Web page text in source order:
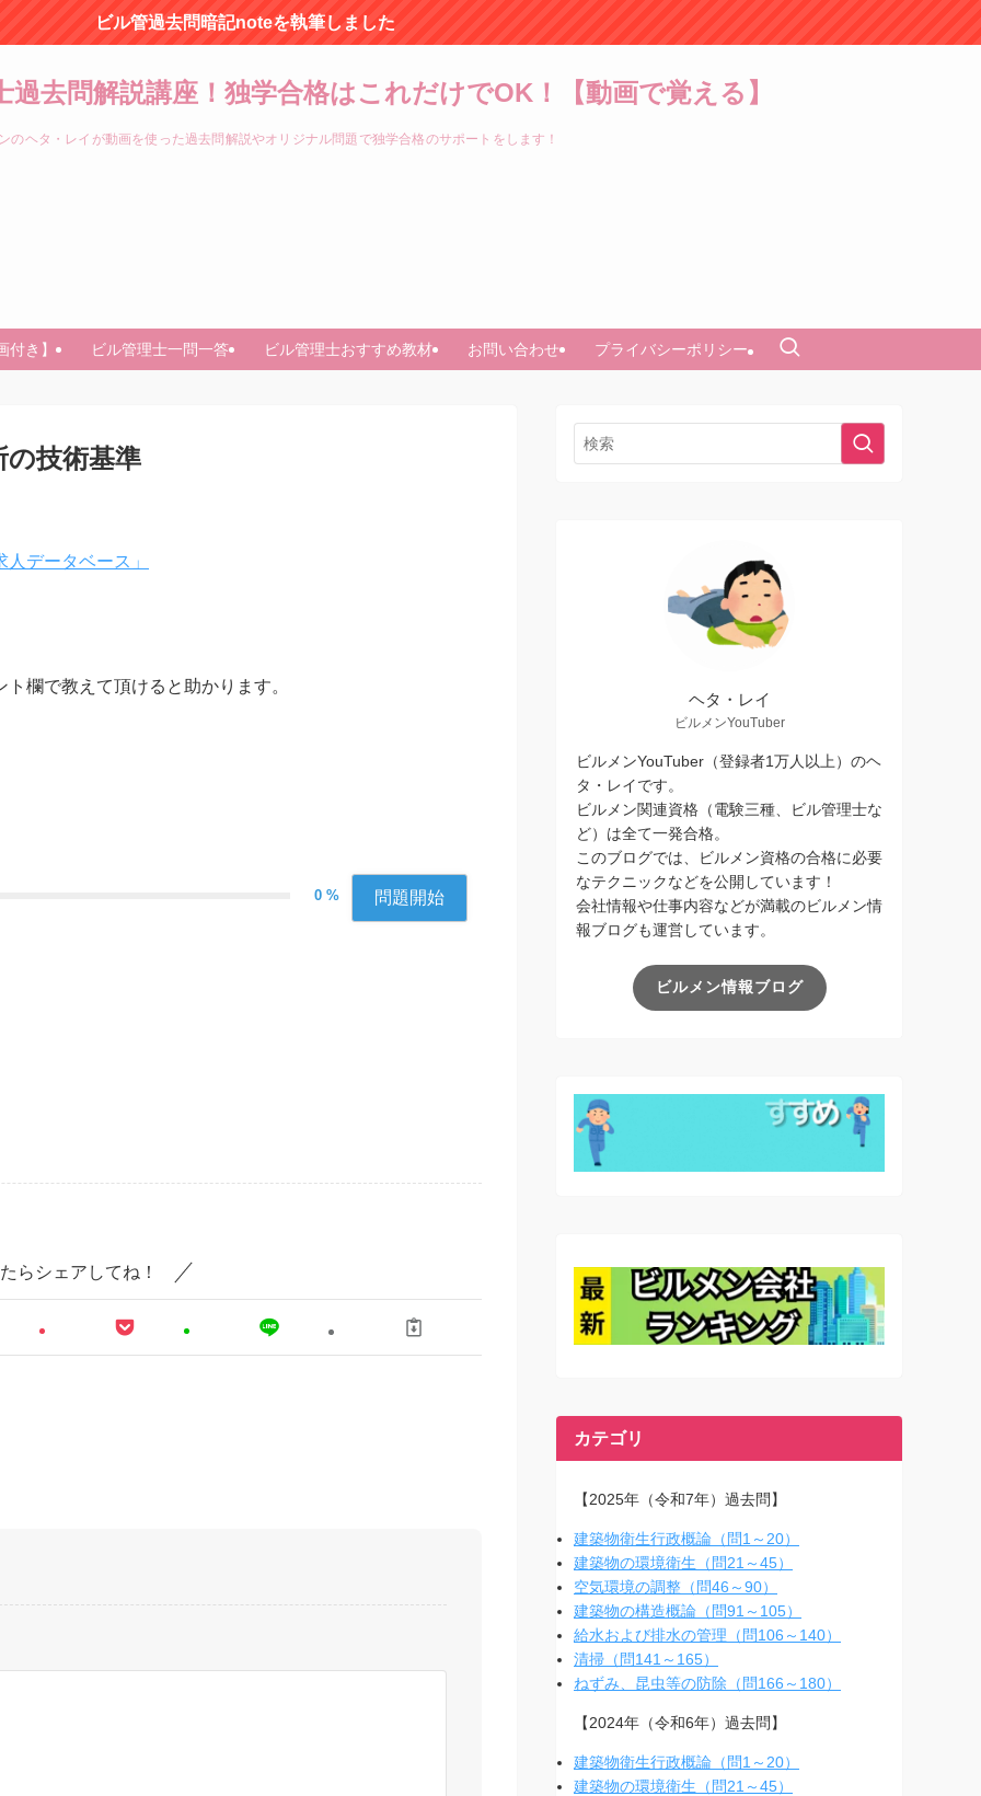
ビル管過去問暗記noteを執筆しました
去問解説講座！独学合格はこれだけでOK！【動画で覚える】
のヘタ・レイが動画を使った過去問解説やオリジナル問題で独学合格のサポートをします！
き】 ビル管理士一問一答 ビル管理士おすすめ教材 お問い合わせ プライバシーポリシー
の技術基準
データベース」
欄で教えて頂けると助かります。
0 % 問題開始
らシェアしてね！
ヘタ・レイ
ビルメンYouTuber
ビルメンYouTuber（登録者1万人以上）のヘ
タ・レイです。
ビルメン関連資格（電験三種、ビル管理士な
ど）は全て一発合格。
このブログでは、ビルメン資格の合格に必要
なテクニックなどを公開しています！
会社情報や仕事内容などが満載のビルメン情
報ブログも運営しています。
ビルメン情報ブログ
カテゴリ
【2025年（令和7年）過去問】
建築物衛生行政概論（問1～20）
建築物の環境衛生（問21～45）
空気環境の調整（問46～90）
建築物の構造概論（問91～105）
給水および排水の管理（問106～140）
清掃（問141～165）
ねずみ、昆虫等の防除（問166～180）
【2024年（令和6年）過去問】
建築物衛生行政概論（問1～20）
建築物の環境衛生（問21～45）